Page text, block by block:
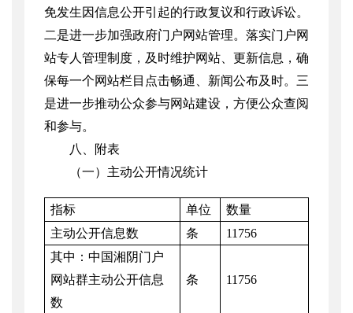
免发生因信息公开引起的行政复议和行政诉讼。
二是进一步加强政府门户网站管理。落实门户网
站专人管理制度，及时维护网站、更新信息，确
保每一个网站栏目点击畅通、新闻公布及时。三
是进一步推动公众参与网站建设，方便公众查阅
和参与。
八、附表
（一）主动公开情况统计
指标 单位
数量
主动公开信息数
条
11756
其中：中国湘阴门户
网站群主动公开信息
数
条 11756